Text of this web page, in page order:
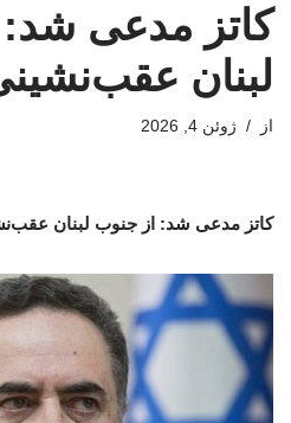
کاتز مدعی
لبنان
از ژوئن 4, 2026
کاتز مدعی شد: از جنوب لبنان